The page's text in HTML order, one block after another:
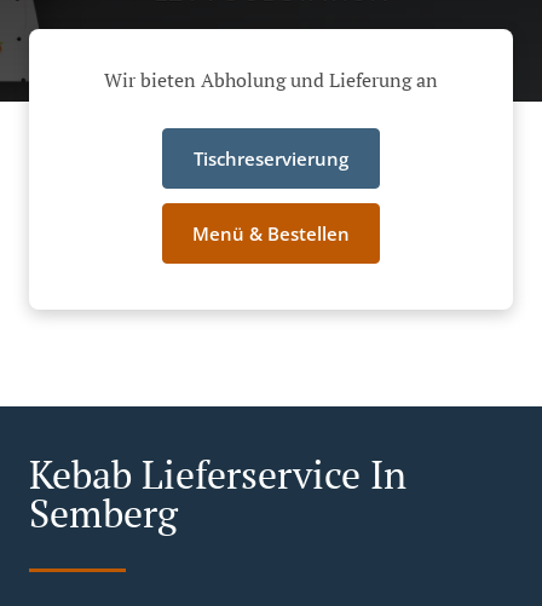
Wir bieten Abholung und Lieferung an
Tischreservierung
Menü & Bestellen
Kebab Lieferservice In
Semberg